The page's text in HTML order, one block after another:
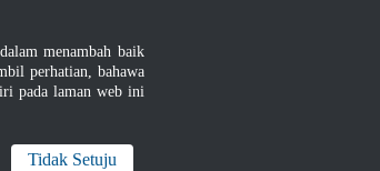
menambah baik
perhatian, bahawa
pada laman web ini
Tidak Setuju